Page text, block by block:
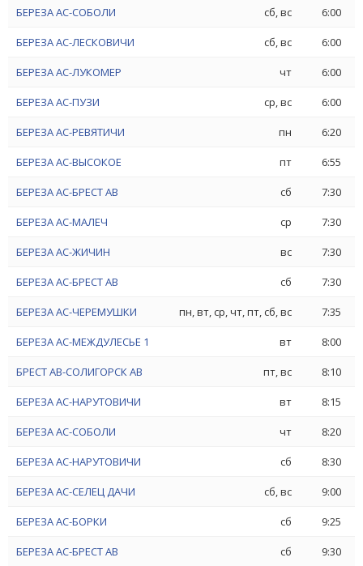
БЕРЕЗА АС-СОБОЛИ сб, вс 6:00
БЕРЕЗА АС-ЛЕСКОВИЧИ сб, вс 6:00
БЕРЕЗА АС-ЛУКОМЕР чт 6:00
БЕРЕЗА АС-ПУЗИ ср, вс 6:00
БЕРЕЗА АС-РЕВЯТИЧИ пн 6:20
БЕРЕЗА АС-ВЫСОКОЕ пт 6:55
БЕРЕЗА АС-БРЕСТ АВ сб 7:30
БЕРЕЗА АС-МАЛЕЧ ср 7:30
БЕРЕЗА АС-ЖИЧИН вс 7:30
БЕРЕЗА АС-БРЕСТ АВ сб 7:30
БЕРЕЗА АС-ЧЕРЕМУШКИ пн, вт, ср, чт, пт, сб, вс 7:35
БЕРЕЗА АС-МЕЖДУЛЕСЬЕ 1 вт 8:00
БРЕСТ АВ-СОЛИГОРСК АВ пт, вс 8:10
БЕРЕЗА АС-НАРУТОВИЧИ вт 8:15
БЕРЕЗА АС-СОБОЛИ чт 8:20
БЕРЕЗА АС-НАРУТОВИЧИ сб 8:30
БЕРЕЗА АС-СЕЛЕЦ ДАЧИ сб, вс 9:00
БЕРЕЗА АС-БОРКИ сб 9:25
БЕРЕЗА АС-БРЕСТ АВ сб 9:30